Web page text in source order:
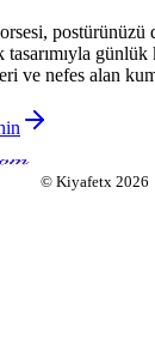
postürünüzü
ve nefes alan
© Kiyafetx 2026